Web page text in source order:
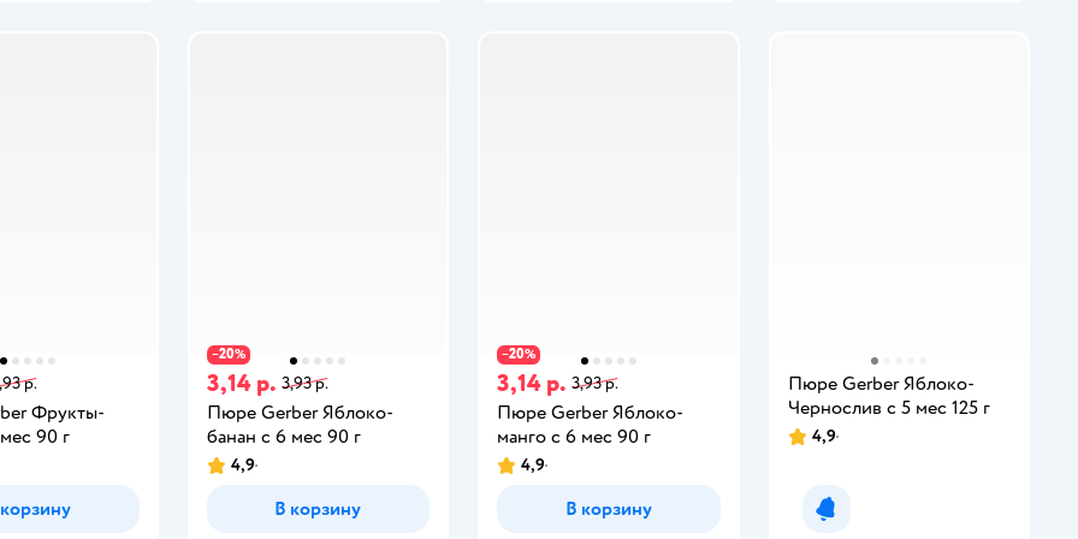
р.
Фрукты-
90 г
−20%
3,14 р. 3,93 р.
Пюре Gerber Яблоко-
банан с 6 мес 90 г
4,9
В корзину
−20%
3,14 р. 3,93 р.
Пюре Gerber Яблоко-
манго с 6 мес 90 г
4,9
В корзину
Пюре Gerber Яблоко-
Чернослив с 5 мес 125 г
4,9
Уведомить о появлении